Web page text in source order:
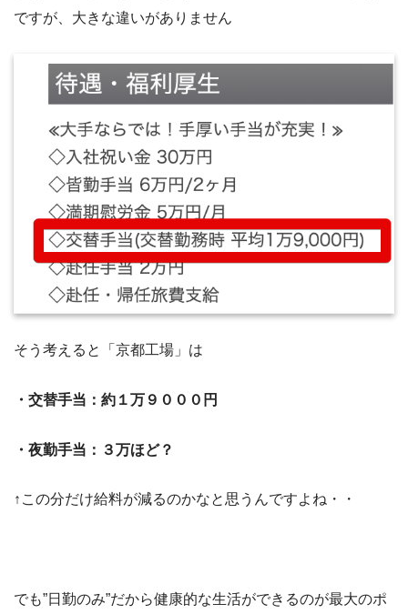
ですが、大きな違いがありません
そう考えると「京都工場」は
・交替手当：約１万９０００円
・夜勤手当：３万ほど？
↑この分だけ給料が減るのかなと思うんですよね・・
でも”日勤のみ”だから健康的な生活ができるのが最大のポ